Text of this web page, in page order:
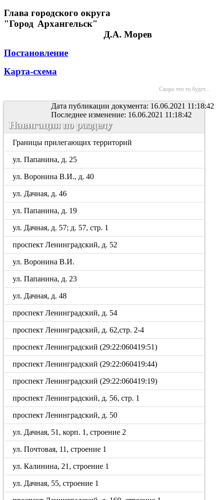
Глава городского округа
"Город Архангельск"
Д.А. Морев
Постановление
Карта-схема
Скоро что то будет...
Дата публикации документа: 16.06.2021 11:18:42
Последнее изменение: 16.06.2021 11:18:42
Навигация по разделу
Границы прилегающих территорий
ул. Папанина, д. 25
ул. Воронина В.И., д. 40
ул. Дачная, д. 46
ул. Папанина, д. 19
ул. Дачная, д. 57; д. 57, стр. 1
проспект Ленинградский, д. 52
ул. Воронина В.И.
ул. Папанина, д. 23
ул. Дачная, д. 48
проспект Ленинградский, д. 54
проспект Ленинградский, д. 62,стр. 2-4
проспект Ленинградский (29:22:060419:51)
проспект Ленинградский (29:22:060419:44)
проспект Ленинградский (29:22:060419:19)
проспект Ленинградский, д. 56, стр. 1
проспект Ленинградский, д. 50
ул. Дачная, 51, корп. 1, строение 2
ул. Почтовая, 11, строение 1
ул. Калинина, 21, строение 1
ул. Дачная, 55, строение 1